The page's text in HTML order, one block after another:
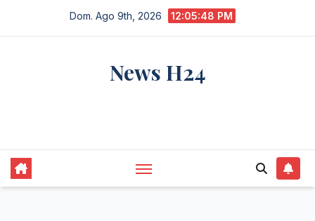
Dom. Ago 9th, 2026 12:05:49 PM
News H24